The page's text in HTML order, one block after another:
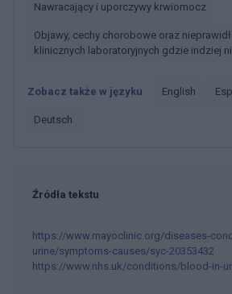
Nawracający i uporczywy krwiomocz
Objawy, cechy chorobowe oraz nieprawidłowe wyniki badań
klinicznych laboratoryjnych gdzie indziej
Zobacz także w języku english
deutsch
Źródła tekstu
https://www.mayoclinic.org/diseases-
urine/symptoms-causes/syc-20353432
https://www.nhs.uk/conditions/blood-in-